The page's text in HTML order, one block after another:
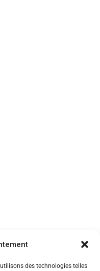
des technologies telles